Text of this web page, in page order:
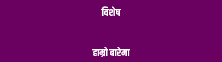
विशेष
हाम्रो बारेमा